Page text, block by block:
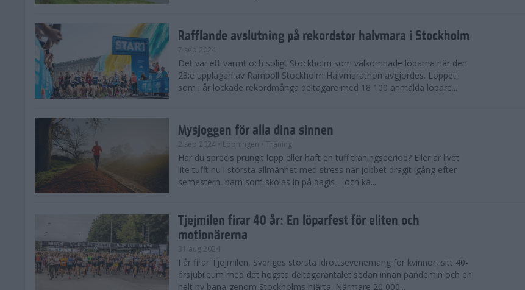
Rafflande avslutning på rekordstor halvmara i Stockholm
7 sep 2024
Det var ett varmt och soligt Stockholm som välkomnade löparna när den
23:e upplagan av Ramboll Stockholm Halvmarathon avgjordes. Loppet
som i år lockade rekordmånga deltagare med 18 100 anmälda löpare...
Mysjoggen för alla dina sinnen
2 sep 2024 • Löpningen • Träning
Har du sprecis prungit lopp eller haft en tuff träningsperiod? Eller är livet
lite tufft nu i största allmänhet med stress när jobbet dragit igång efter
semestern, barn som skolas in på dagis – och ka...
Tjejmilen firar 40 år: En löparfest för eliten och
motionärerna
31 aug 2024
I år firar Tjejmilen, Sveriges största idrottsevenemang för kvinnor, sitt 40-
årsjubileum med det högsta deltagarantalet sedan innan pandemin och en
helt ny bana genom Stockholms hjärta. Närmare 20 000...